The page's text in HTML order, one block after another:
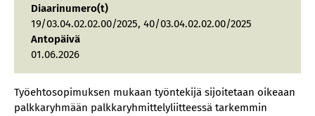
Diaarinumero(t)
19/03.04.02.02.00/2025, 40/03.04.02.02.00/2025
Antopäivä
01.06.2026
Työehtosopimuksen mukaan työntekijä sijoitetaan oikeaan
palkkaryhmään palkkaryhmittelyliitteessä tarkemmin